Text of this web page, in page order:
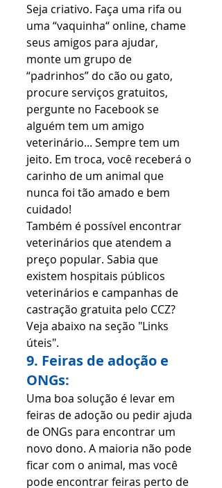
Seja criativo. Faça uma rifa ou
uma “vaquinha“ online, chame
seus amigos para ajudar,
monte um grupo de
“padrinhos” do cão ou gato,
procure serviços gratuitos,
pergunte no Facebook se
alguém tem um amigo
veterinário... Sempre tem um
jeito. Em troca, você receberá o
carinho de um animal que
nunca foi tão amado e bem
cuidado!
Também é possível encontrar
veterinários que atendem a
preço popular. Sabia que
existem hospitais públicos
veterinários e campanhas de
castração gratuita pelo CCZ?
Veja abaixo na seção "Links
úteis".
9. Feiras de adoção e
ONGs:
Uma boa solução é levar em
feiras de adoção ou pedir ajuda
de ONGs para encontrar um
novo dono. A maioria não pode
ficar com o animal, mas você
pode encontrar feiras perto de